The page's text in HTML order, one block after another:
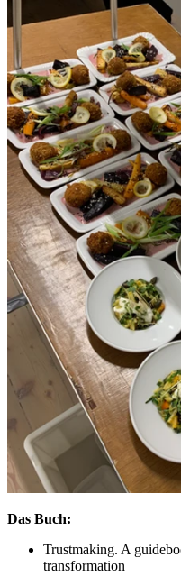
Das Buch:
Trustmaking. A
transformation